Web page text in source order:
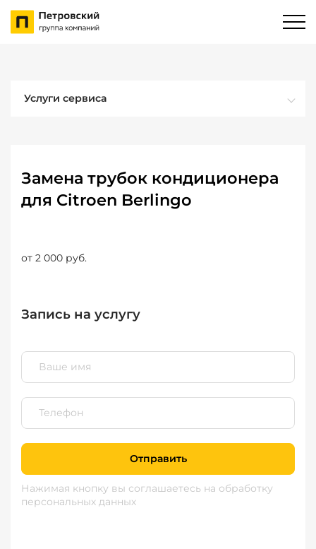
Услуги сервиса
Замена трубок кондиционера
для Citroen Berlingo
от 2 000 руб.
Запись на услугу
Отправить
Нажимая кнопку вы соглашаетесь на обработку
персональных данных